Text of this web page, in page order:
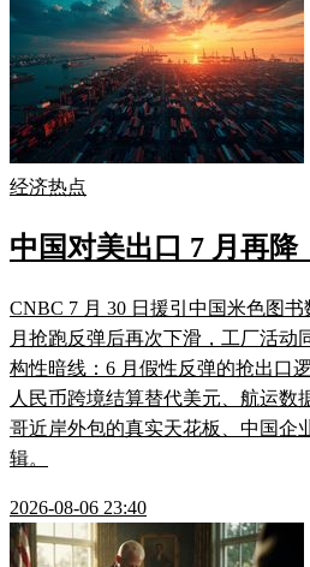
经济热点
中国对美出口 7 月再
CNBC 7 月 30 日援引中国米色图
月抢跑反弹后再次下滑，工厂活动
构性暗线：6 月假性反弹的抢出口
人民币跨境结算替代美元、航运数
哥近岸外包的真实天花板、中国企
辑。
2026-08-06 23:40